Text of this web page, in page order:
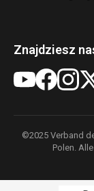
Znajdziesz
©2025 Verband
Polen.